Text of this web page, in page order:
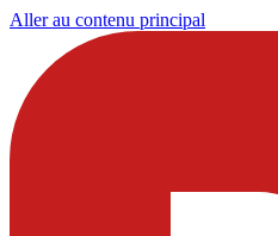
Aller au contenu principal